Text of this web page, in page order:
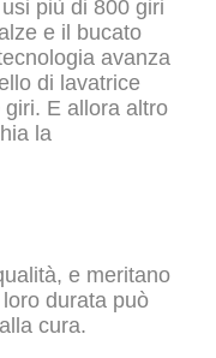
più di 800 giri
e il bucato
avanza
di lavatrice
E allora altro
la
e meritano
durata può
cura.